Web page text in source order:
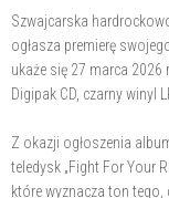
Szwajcarska
ogłasza premierę
ukaże się 27 marca 2026
Digipak CD, czarny winyl
Z okazji ogłoszenia
teledysk „Fight For Your
które wyznacza ton